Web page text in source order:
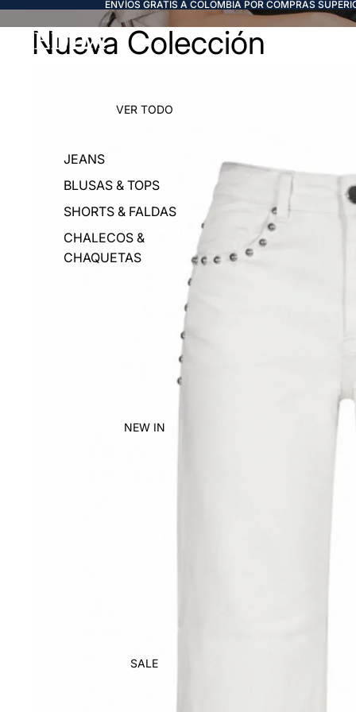
ENVÍOS GRATIS A COLOMBIA POR COMPRAS
FREDDA
VER TODO
JEANS
BLUSAS & TOPS
SHORTS & FALDAS
CHALECOS &
CHAQUETAS
NEW IN
SALE
Nueva Colección